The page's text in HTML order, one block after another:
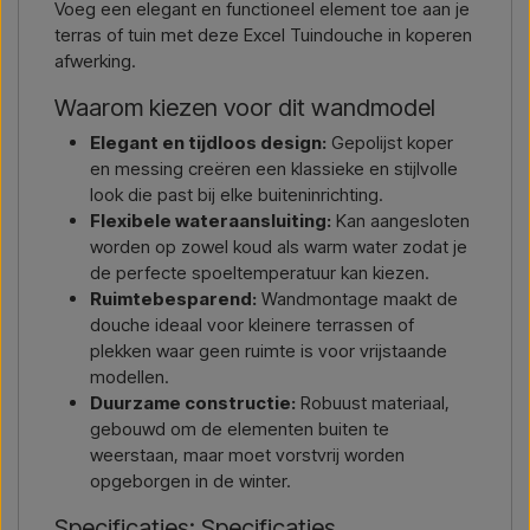
Contact via mail → Bel ons →
Voeg een elegant en functioneel element toe aan je
terras of tuin met deze Excel Tuindouche in koperen
afwerking.
Waarom kiezen voor dit wandmodel
Elegant en tijdloos design: Gepolijst koper
en messing creëren een klassieke en stijlvolle
look die past bij elke buiteninrichting.
Flexibele wateraansluiting: Kan aangesloten
worden op zowel koud als warm water zodat je
de perfecte spoeltemperatuur kan kiezen.
Ruimtebesparend: Wandmontage maakt de
douche ideaal voor kleinere terrassen of
plekken waar geen ruimte is voor vrijstaande
modellen.
Duurzame constructie: Robuust materiaal,
gebouwd om de elementen buiten te
weerstaan, maar moet vorstvrij worden
opgeborgen in de winter.